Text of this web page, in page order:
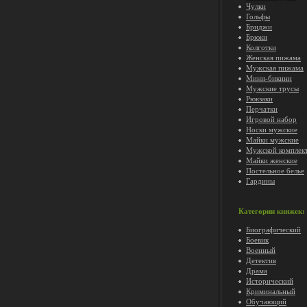
Чулки
Гольфы
Бриджи
Брюки
Колготки
Женская пижама
Мужская пижама
Мини-бикини
Мужские трусы
Рюкзаки
Перчатки
Игровой набор
Носки мужские
Майки мужские
Мужской
Майки женские
Постельное белье
Гардины
Категории книжек:
Биографический
Боевик
Военный
Детектив
Драма
Исторический
Криминальный
Обучающий